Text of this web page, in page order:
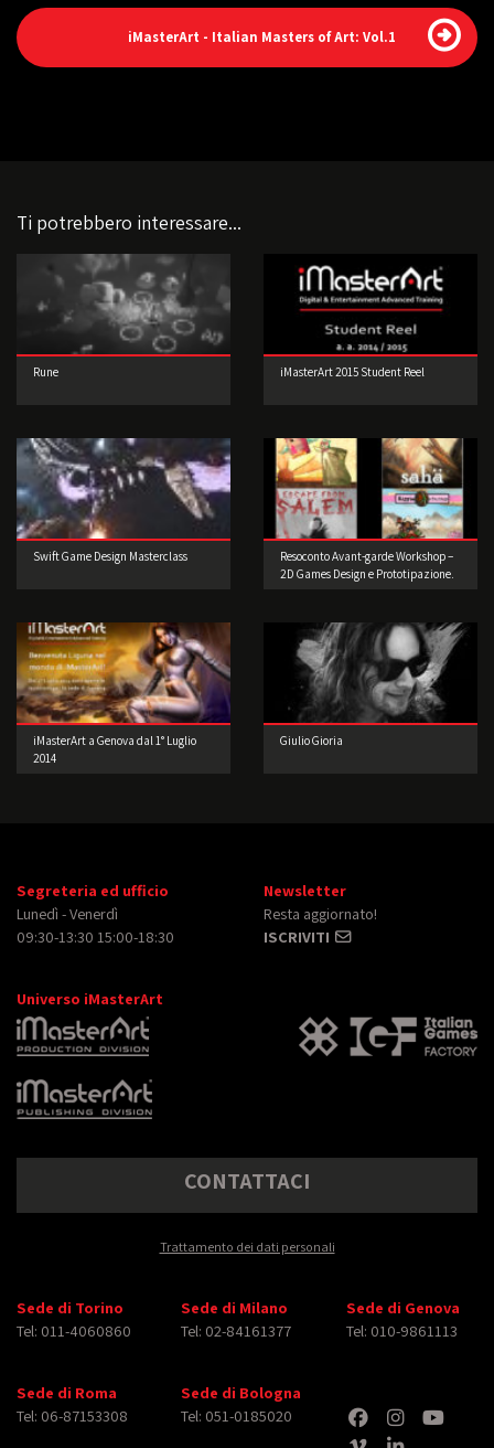
iMasterArt - Italian Masters of Art: Vol.1
Ti potrebbero interessare...
Rune iMasterArt 2015 Student Reel
Swift Game Design Masterclass
Resoconto Avant-garde Workshop –
2D Games Design e Prototipazione.
iMasterArt a Genova dal 1° Luglio
2014
Giulio Gioria
Segreteria ed ufficio
Lunedì - Venerdì
09:30-13:30 15:00-18:30
Newsletter
Resta aggiornato!
ISCRIVITI
Universo iMasterArt
CONTATTACI
Trattamento dei dati personali
Sede di Torino
Tel: 011-4060860
Sede di Milano
Tel: 02-84161377
Sede di Genova
Tel: 010-9861113
Sede di Roma
Tel: 06-87153308
Sede di Bologna
Tel: 051-0185020